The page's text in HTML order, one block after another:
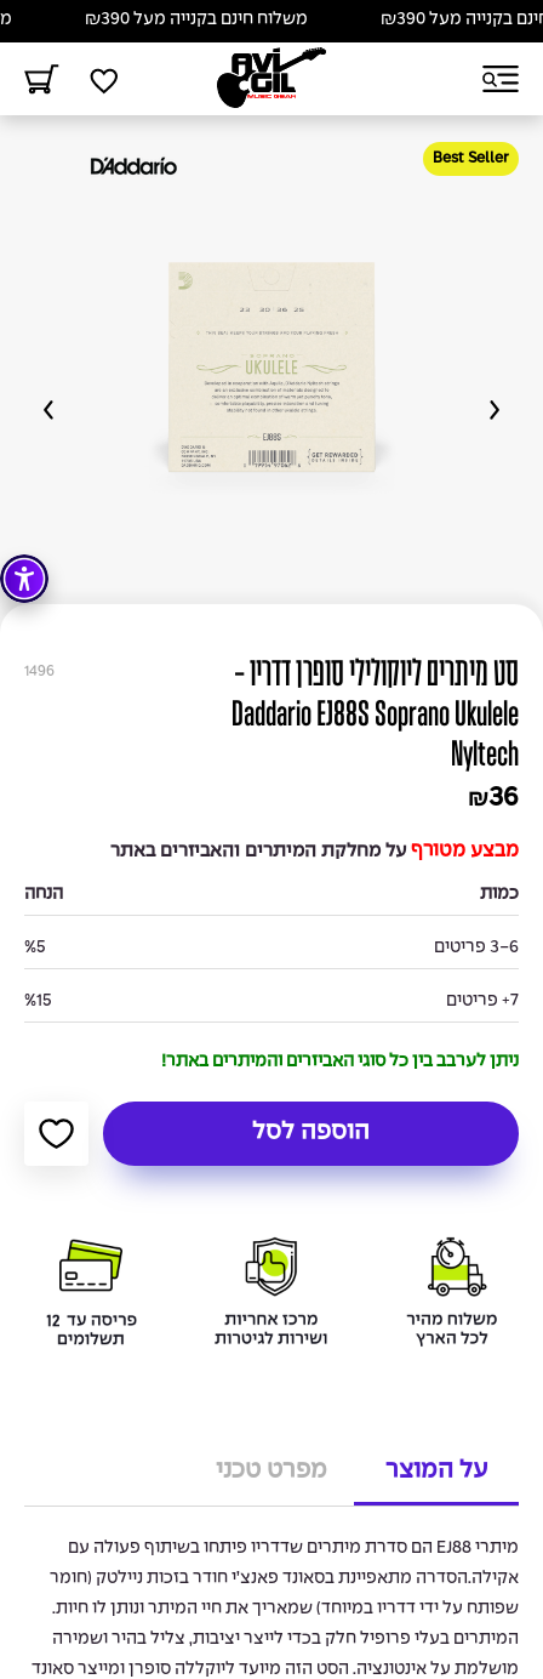
מעל ₪390 משלוח חינם בקנייה מעל ₪390
Best Seller
1496
סט מיתרים ליוקולילי סופרן דדריו -
Daddario EJ88S Soprano Ukulele
Nyltech
₪36
מבצע מטורף על מחלקת המיתרים והאביזרים באתר
כמות הנחה
3-6 פריטים %5
7+ פריטים %15
ניתן לערבב בין כל סוגי האביזרים והמיתרים באתר!
הוספה לסל
על המוצר מפרט טכני
מיתרי EJ88 הם סדרת מיתרים שדדריו פיתחו בשיתוף פעולה עם
אקילה.הסדרה מתאפיינת בסאונד פאנצ’י חודר בזכות ניילטק (חומר
שפותח על ידי דדריו במיוחד) שמאריך את חיי המיתר ונותן לו חיות.
המיתרים בעלי פרופיל חלק בכדי לייצר יציבות, צליל בהיר ושמירה
מושלמת על אינטונציה. הסט הזה מיועד ליוקללה סופרן ומייצר סאונד